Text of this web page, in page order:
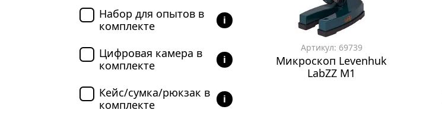
Набор для опытов в
комплекте
i
Цифровая камера в
комплекте
i
Кейс/сумка/рюкзак в
комплекте
i
Артикул: 69739
Микроскоп Levenhuk
LabZZ M1